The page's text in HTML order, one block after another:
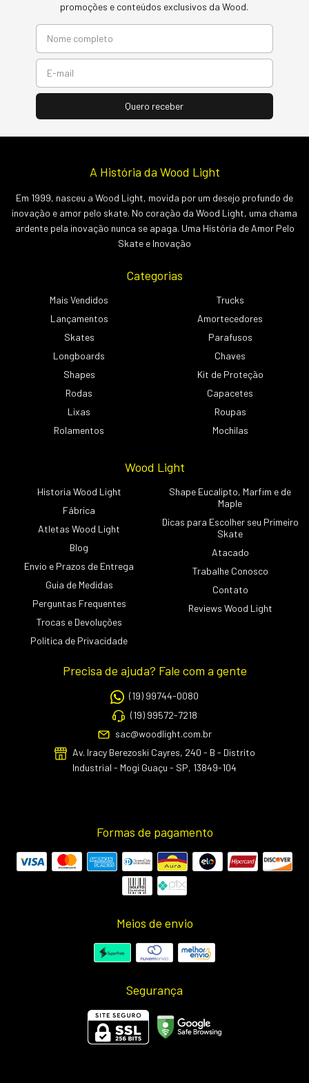
promoções e conteúdos exclusivos da Wood.
A História da Wood Light
Em 1999, nasceu a Wood Light, movida por um desejo profundo de
inovação e amor pelo skate. No coração da Wood Light, uma chama
ardente pela inovação nunca se apaga. Uma História de Amor Pelo
Skate e Inovação
Categorias
Mais Vendidos
Lançamentos
Skates
Longboards
Shapes
Rodas
Lixas
Rolamentos
Trucks
Amortecedores
Parafusos
Chaves
Kit de Proteção
Capacetes
Roupas
Mochilas
Wood Light
Historia Wood Light
Fábrica
Atletas Wood Light
Blog
Envio e Prazos de Entrega
Guia de Medidas
Perguntas Frequentes
Trocas e Devoluções
Política de Privacidade
Shape Eucalipto, Marfim e de
Maple
Dicas para Escolher seu Primeiro
Skate
Atacado
Trabalhe Conosco
Contato
Reviews Wood Light
Precisa de ajuda? Fale com a gente
(19) 99744-0080
(19) 99572-7218
sac@woodlight.com.br
Av. Iracy Berezoski Cayres, 240 - B - Distrito
Industrial - Mogi Guaçu - SP, 13849-104
Formas de pagamento
Meios de envio
Segurança